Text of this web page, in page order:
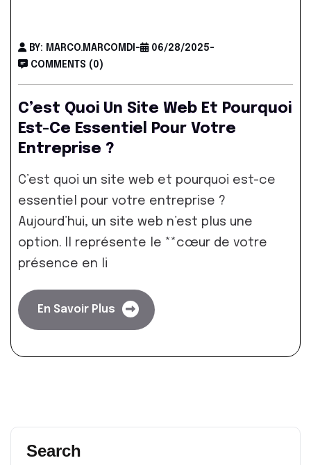
BY: MARCO.MARCOMDI - 06/28/2025-
COMMENTS (0)
C’est Quoi Un Site Web Et Pourquoi
Est-Ce Essentiel Pour Votre
Entreprise ?
C’est quoi un site web et pourquoi est-ce
essentiel pour votre entreprise ?
Aujourd’hui, un site web n’est plus une
option. Il représente le **cœur de votre
présence en li
En Savoir Plus
Search